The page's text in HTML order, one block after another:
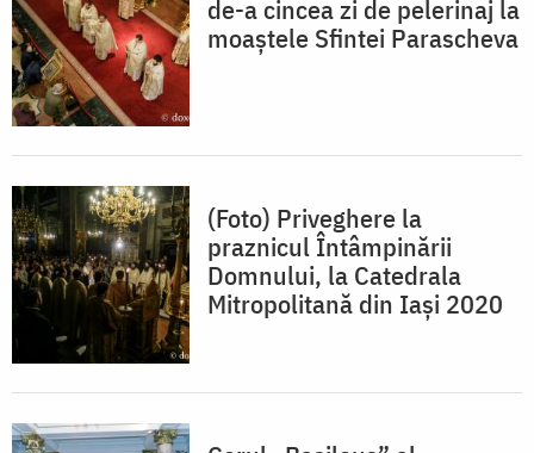
de-a cincea zi de pelerinaj la
moaștele Sfintei Parascheva
(Foto) Priveghere la
praznicul Întâmpinării
Domnului, la Catedrala
Mitropolitană din Iași 2020